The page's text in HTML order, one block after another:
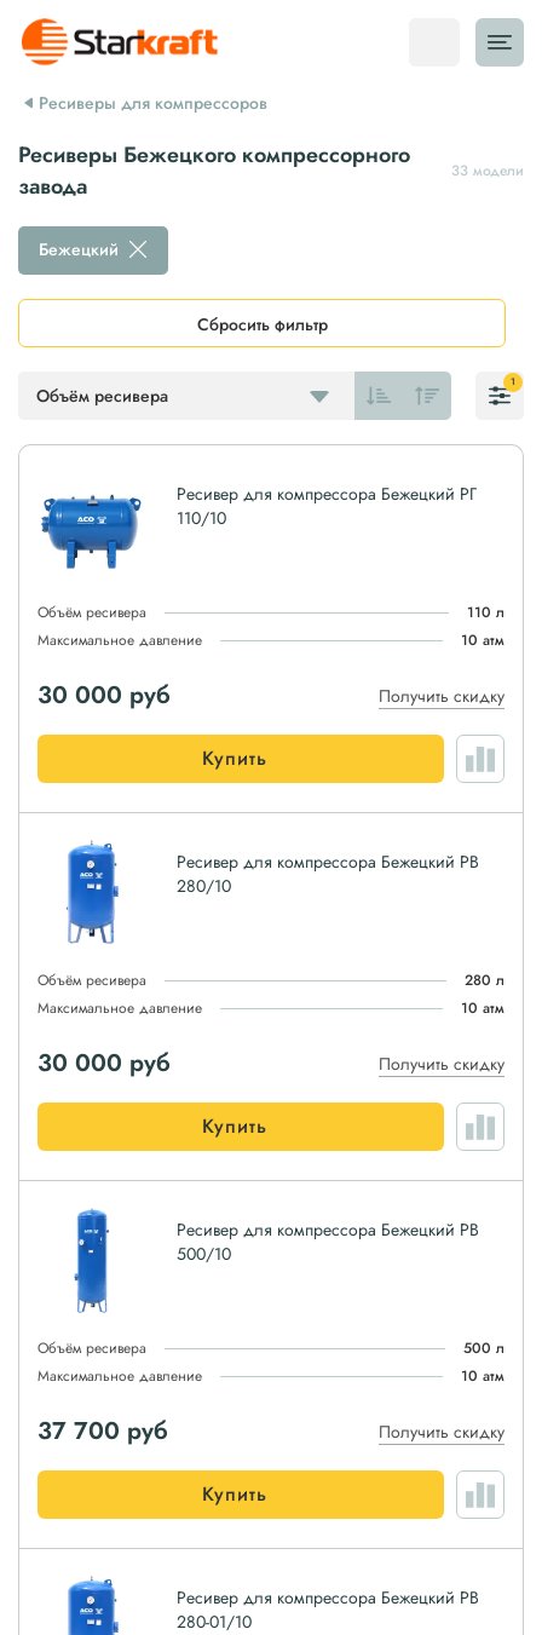
Ресиверы для компрессоров
Ресиверы Бежецкого компрессорного
завода
33 модели
Объём ресивера
Бежецкий
Сбросить фильтр
1
Ресивер для компрессора Бежецкий РГ
110/10
Объём ресивера
110 л
Максимальное давление
10 атм
30 000 руб Получить скидку
Купить
Ресивер для компрессора Бежецкий РВ
280/10
Объём ресивера
280 л
Максимальное давление
10 атм
30 000 руб Получить скидку
Купить
Ресивер для компрессора Бежецкий РВ
500/10
Объём ресивера
500 л
Максимальное давление
10 атм
37 700 руб Получить скидку
Купить
Ресивер для компрессора Бежецкий РВ
280-01/10